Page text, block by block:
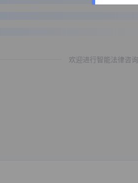
欢迎进行智能法律咨询